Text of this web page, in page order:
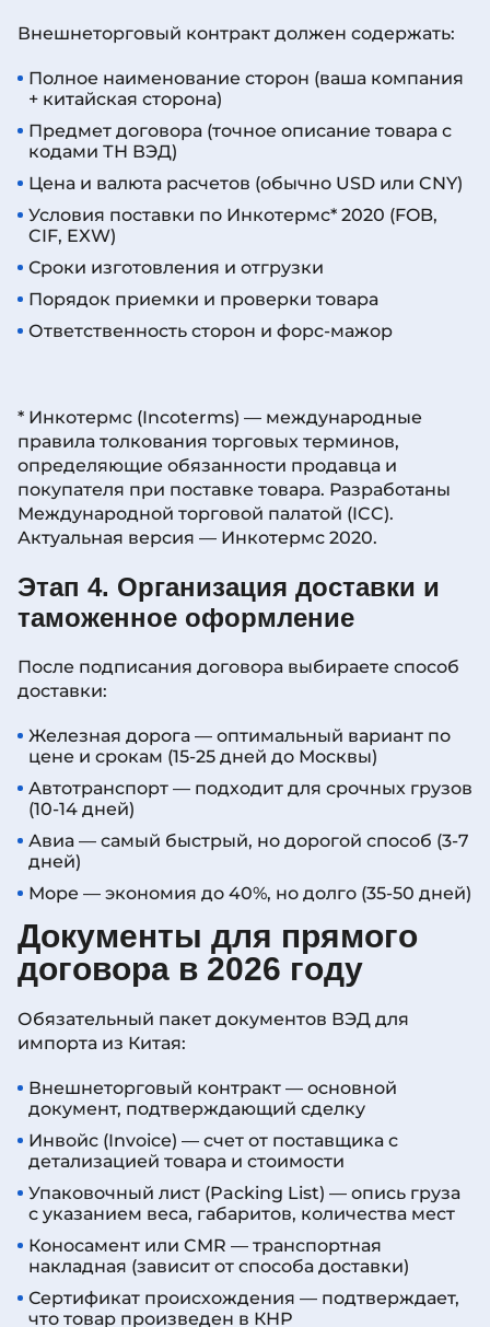
Внешнеторговый контракт должен содержать:
Полное наименование сторон (ваша компания
+ китайская сторона)
Предмет договора (точное описание товара с
кодами ТН ВЭД)
Цена и валюта расчетов (обычно USD или CNY)
Условия поставки по Инкотермс* 2020 (FOB,
CIF, EXW)
Сроки изготовления и отгрузки
Порядок приемки и проверки товара
Ответственность сторон и форс-мажор
* Инкотермс (Incoterms) — международные
правила толкования торговых терминов,
определяющие обязанности продавца и
покупателя при поставке товара. Разработаны
Международной торговой палатой (ICC).
Актуальная версия — Инкотермс 2020.
Этап 4. Организация доставки и
таможенное оформление
После подписания договора выбираете способ
доставки:
Железная дорога — оптимальный вариант по
цене и срокам (15-25 дней до Москвы)
Автотранспорт — подходит для срочных грузов
(10-14 дней)
Авиа — самый быстрый, но дорогой способ (3-7
дней)
Море — экономия до 40%, но долго (35-50 дней)
Документы для прямого
договора в 2026 году
Обязательный пакет документов ВЭД для
импорта из Китая:
Внешнеторговый контракт — основной
документ, подтверждающий сделку
Инвойс (Invoice) — счет от поставщика с
детализацией товара и стоимости
Упаковочный лист (Packing List) — опись груза
с указанием веса, габаритов, количества мест
Коносамент или CMR — транспортная
накладная (зависит от способа доставки)
Сертификат происхождения — подтверждает,
что товар произведен в КНР